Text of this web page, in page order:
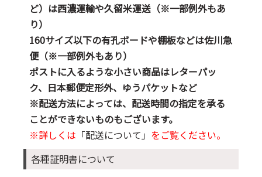
ど）は西濃運輸や久留米運送（※一部例外もあ
り）
160サイズ以下の有孔ボードや棚板などは佐川急
便（※一部例外もあり）
ポストに入るような小さい商品はレターパッ
ク、日本郵便定形外、ゆうパケットなど
※配送方法によっては、配送時間の指定を承る
ことができないものもございます。
※詳しくは 「配送について」 をご覧ください。
各種証明書について